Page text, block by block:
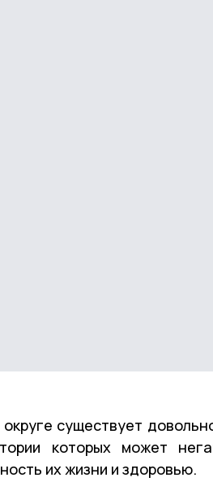
существует
которых может
их жизни и здоровью.